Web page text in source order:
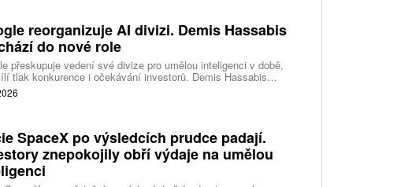
reorganizuje AI divizi. Demis Hassabis
do nové role
přeskupuje vedení své divize pro umělou inteligenci v době,
tlak konkurence i očekávání investorů. Demis Hassabis
každodenní řízení DeepMind a zaměří se na vývoj pokročilé
inteligence i její dopad na společnost.
SpaceX po výsledcích prudce padají.
znepokojily obří výdaje na umělou